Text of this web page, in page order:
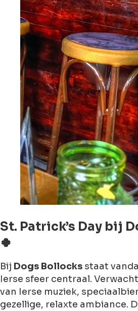
St. Patrick’s Day bij
🍀
Bij Dogs Bollocks staat
Ierse sfeer centraal.
van Ierse muziek,
gezellige, relaxte ambiance.